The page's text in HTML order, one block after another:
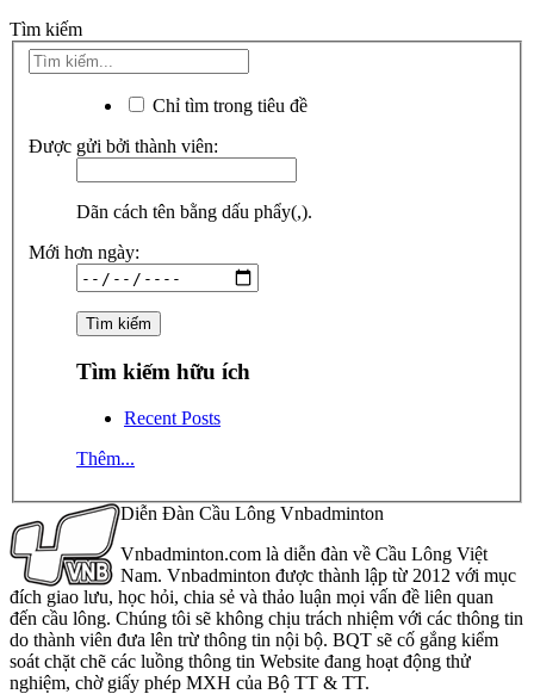
Tìm kiếm
Chỉ tìm trong tiêu đề
Được gửi bởi thành viên:
Dãn cách tên bằng dấu phẩy(,).
Mới hơn ngày:
Tìm kiếm hữu ích
Recent Posts
Thêm...
Diễn Đàn Cầu Lông Vnbadminton
Vnbadminton.com là diễn đàn về Cầu Lông Việt
Nam. Vnbadminton được thành lập từ 2012 với mục
đích giao lưu, học hỏi, chia sẻ và thảo luận mọi vấn đề liên quan
đến cầu lông. Chúng tôi sẽ không chịu trách nhiệm với các thông tin
do thành viên đưa lên trừ thông tin nội bộ. BQT sẽ cố gắng kiểm
soát chặt chẽ các luồng thông tin Website đang hoạt động thử
nghiệm, chờ giấy phép MXH của Bộ TT & TT.